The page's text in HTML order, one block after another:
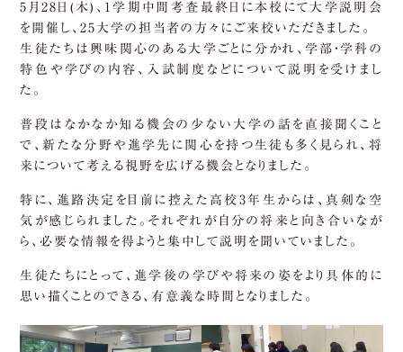
5月28日(木)、1学期中間考査最終日に本校にて大学説明会
を開催し、25大学の担当者の方々にご来校いただきました。
生徒たちは興味関心のある大学ごとに分かれ、学部・学科の
特色や学びの内容、入試制度などについて説明を受けまし
た。
普段はなかなか知る機会の少ない大学の話を直接聞くこと
で、新たな分野や進学先に関心を持つ生徒も多く見られ、将
来について考える視野を広げる機会となりました。
特に、進路決定を目前に控えた高校3年生からは、真剣な空
気が感じられました。それぞれが自分の将来と向き合いなが
ら、必要な情報を得ようと集中して説明を聞いていました。
生徒たちにとって、進学後の学びや将来の姿をより具体的に
思い描くことのできる、有意義な時間となりました。